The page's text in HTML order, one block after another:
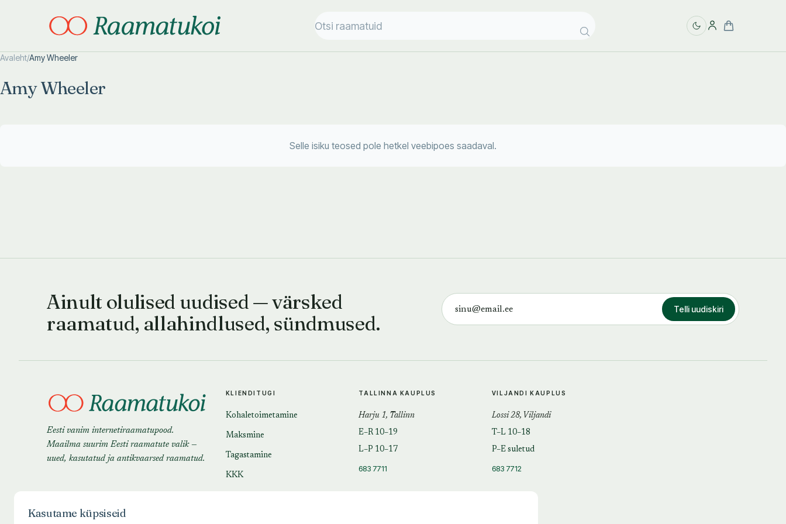
Avaleht/Amy Wheeler
Amy Wheeler
Selle isiku teosed pole hetkel veebipoes saadaval.
Ainult olulised uudised — värsked
raamatud, allahindlused, sündmused.
Telli uudiskiri
Eesti vanim internetiraamatupood.
Maailma suurim Eesti raamatute valik —
uued, kasutatud ja antikvaarsed raamatud.
KLIENDITUGI
Kohaletoimetamine
Maksmine
Tagastamine
KKK
TALLINNA KAUPLUS
Harju 1, Tallinn
E–R 10–19
L–P 10–17
683 7711
VILJANDI KAUPLUS
Lossi 28, Viljandi
T–L 10–18
P–E suletud
683 7712
Kasutame küpsiseid